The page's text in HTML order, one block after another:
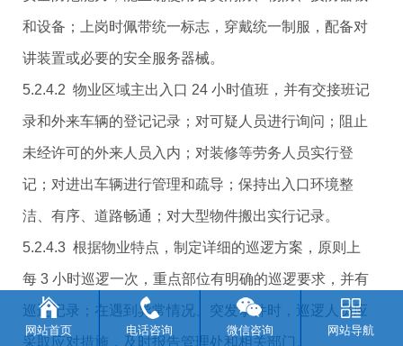
和设备；上岗时佩带统一标志，穿戴统一制服，配备对
讲装置或必要的安全服务器械。
5.2.4.2 物业区域主出入口 24 小时值班，并有交接班记
录和外来车辆的登记记录；对可疑人员进行询问；阻止
未经许可的外来人员入内；对装修等劳务人员实行登
记；对进出车辆进行管理和疏导；保持出入口环境整
洁、有序、道路畅通；对大型物件搬出实行记录。
5.2.4.3 根据物业特点，制定详细的巡逻方案，原则上
每 3 小时巡逻一次，重点部位有明确的巡逻要求，并有
巡逻记录；在遇到异常情况、突发事件时，巡逻人员应
采取应对措施，及时报告管理处和相关部门。
网站首页 电话咨询 微信咨询 网站导航